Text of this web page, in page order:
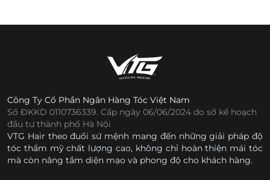
Công Ty Cổ Phần Ngân Hàng Tóc Việt Nam
Số ĐKKD 0110736339. Cấp ngày 06/06/2024 do sở kế hoạch
đầu tư thành phố Hà Nội
VTG Hair theo đuổi sứ mệnh mang đến những giải pháp độ
tóc thẩm mỹ chất lượng cao, không chỉ hoàn thiện mái tóc
mà còn nâng tầm diện mạo và phong độ cho khách hàng.